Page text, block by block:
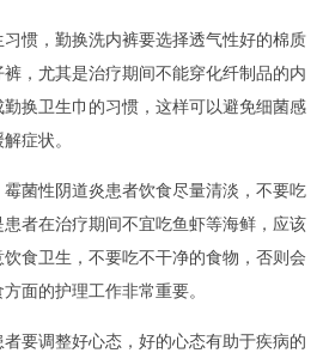
惯，勤换洗内裤要选择透气性好的棉质
，尤其是治疗期间不能穿化纤制品的内
换卫生巾的习惯，这样可以避免细菌感
症状。
菌性阴道炎患者饮食尽量清淡，不要吃
者在治疗期间不宜吃鱼虾等海鲜，应该
食卫生，不要吃不干净的食物，否则会
面的护理工作非常重要。
要调整好心态，好的心态有助于疾病的